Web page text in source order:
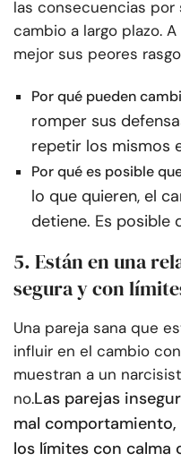
las consecuencias por
cambio a largo plazo.
mejor sus peores
Por qué pueden
romper sus
repetir los mismos
Por qué es posible
lo que quieren, el
detiene. Es posible
5. Están en una
segura y con
Una pareja sana que
influir en el cambio
muestran a un
no.Las parejas
mal
los límites con calma